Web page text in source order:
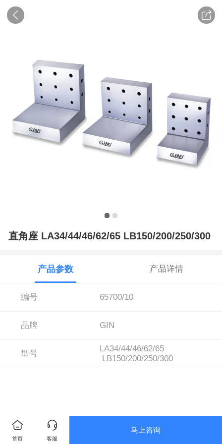
直角座 LA34/44/46/62/65 LB150/200/250/300
产品参数 产品详情
编号 65700/10
品牌 GIN
型号
LA34/44/46/62/65
LB150/200/250/300
首页 客服
马上咨询